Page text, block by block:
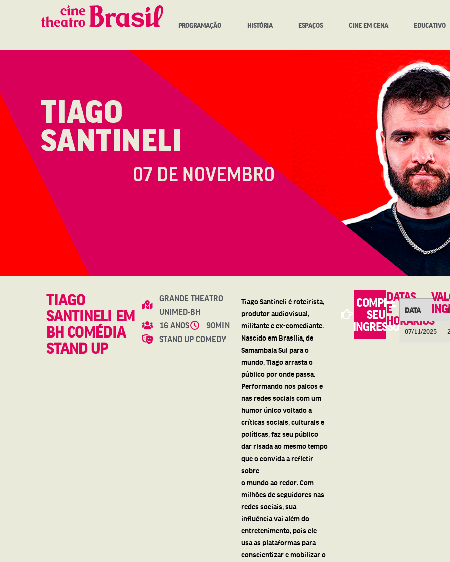
PROGRAMAÇÃO HISTÓRIA ESPAÇOS CINE EM CENA EDUCATIVO
TIAGO
SANTINELI EM
BH COMÉDIA
STAND UP
GRANDE THEATRO
UNIMED-BH
16 ANOS
90MIN
STAND UP COMEDY
Tiago Santineli é roteirista,
produtor audiovisual,
militante e ex-comediante.
Nascido em Brasília, de
Samambaia Sul para o
mundo, Tiago arrasta o
público por onde passa.
Performando nos palcos e
nas redes sociais com um
humor único voltado a
críticas sociais, culturais e
políticas, faz seu público
dar risada ao mesmo tempo
que o convida a refletir
sobre
o mundo ao redor. Com
milhões de seguidores nas
redes sociais, sua
influência vai além do
entretenimento, pois ele
usa as plataformas para
conscientizar e mobilizar o
COMPRE
SEU
INGRESSO
DATAS
E
HORÁRIOS
DATA
07/11/2025